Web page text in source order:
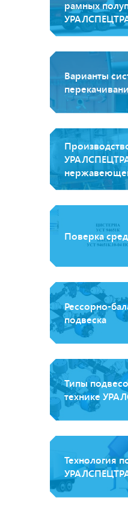
рамных
Варианты
Поверка
Рессорно-
подвеска
Типы
технике
Технология